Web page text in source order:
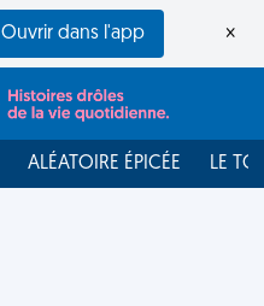
Ouvrir dans l'app ×
ALÉATOIRE ÉPICÉE LE